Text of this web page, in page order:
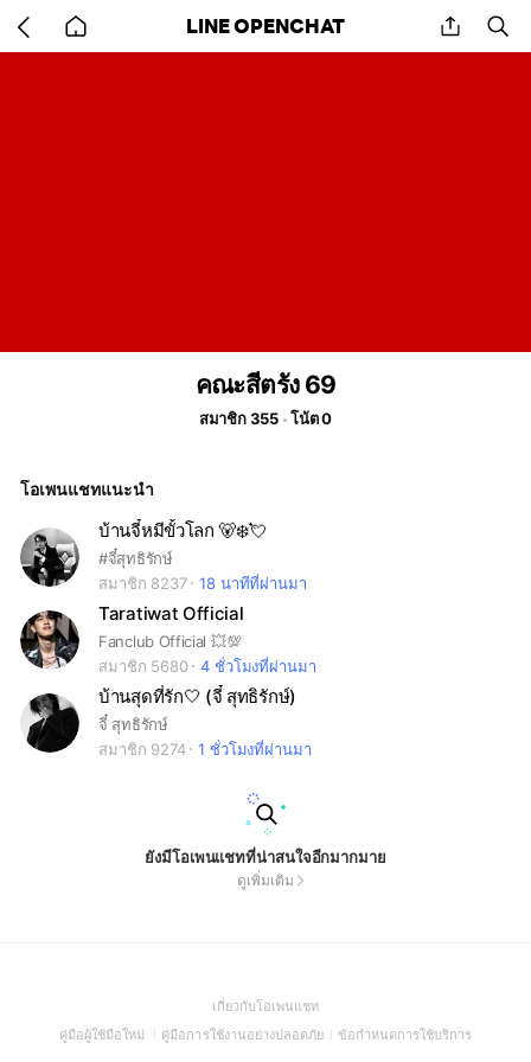
back
to
LINE OPENCHAT share
คณะสีตรัง 69
สมาชิก 355 โน้ต 0
โอเพนแชทแนะนำ
บ้านจี๋หมีขั้วโลก 🐻‍❄️💘
#จี๋สุทธิรักษ์
สมาชิก 8237
18 นาทีที่ผ่านมา
Taratiwat Official
Fanclub Official 💥💯
สมาชิก 5680
4 ชั่วโมงที่ผ่านมา
บ้านสุดที่รัก🤍 (จี๋ สุทธิรักษ์)
จี๋ สุทธิรักษ์
สมาชิก 9274
1 ชั่วโมงที่ผ่านมา
ยังมีโอเพนแชทที่น่าสนใจอีกมากมาย
ดูเพิ่มเติม
เกี่ยวกับโอเพนแชท(Open
in
คู่มือผู้ใช้มือใหม่
(Open
คู่มือการใช้งานอย่างปลอดภัย(Open
ข้อกำหนดการใช้บริการ(Open